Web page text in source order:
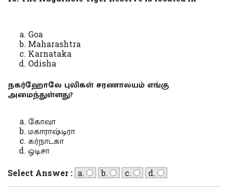
Goa
Maharashtra
Karnataka
Odisha
நகர்ஹோலே புலிகள் சரணாலயம் எங்கு
அமைந்துள்ளது?
கோவா
மகாராஷ்டிரா
கர்நாடகா
ஒடிசா
Select Answer : a. b. c. d.